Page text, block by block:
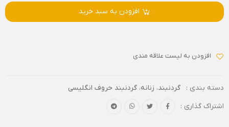
افزودن به سبد خرید
افزودن به لیست علاقه مندی
دسته بندی : گردنبند، زنانه، گردنبند حروف انگلیسی
اشتراک گذاری :